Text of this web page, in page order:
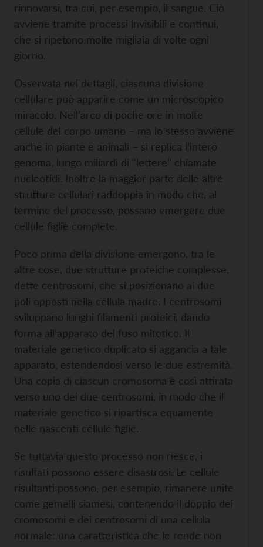
rinnovarsi, tra cui, per esempio, il sangue. Ciò
avviene tramite processi invisibili e continui,
che si ripetono molte migliaia di volte ogni
giorno.
Osservata nei dettagli, ciascuna divisione
cellulare può apparire come un microscopico
miracolo. Nell’arco di poche ore in molte
cellule del corpo umano – ma lo stesso avviene
anche in piante e animali – si replica l’intero
genoma, lungo miliardi di “lettere” chiamate
nucleotidi. Inoltre la maggior parte delle altre
strutture cellulari raddoppia in modo che, al
termine del processo, possano emergere due
cellule figlie complete.
Poco prima della divisione emergono, tra le
altre cose, due strutture proteiche complesse,
dette centrosomi, che si posizionano ai due
poli opposti nella cellula madre. I centrosomi
sviluppano lunghi filamenti proteici, dando
forma all’apparato del fuso mitotico. Il
materiale genetico duplicato si aggancia a tale
apparato, estendendosi verso le due estremità.
Una copia di ciascun cromosoma è così attirata
verso uno dei due centrosomi, in modo che il
materiale genetico si ripartisca equamente
nelle nascenti cellule figlie.
Se tuttavia questo processo non riesce, i
risultati possono essere disastrosi. Le cellule
risultanti possono, per esempio, rimanere unite
come gemelli siamesi, contenendo il doppio dei
cromosomi e dei centrosomi di una cellula
normale: una caratteristica che le rende non